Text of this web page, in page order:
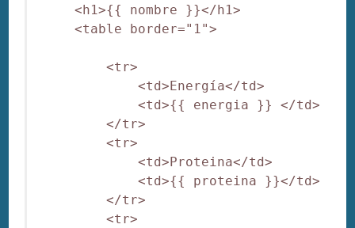
<h1>{{ nombre }}</h1>
<table border="1">
<tr>
<td>Energía</td>
<td>{{ energia }} </td>
</tr>
<tr>
<td>Proteina</td>
<td>{{ proteina }}</td>
</tr>
<tr>